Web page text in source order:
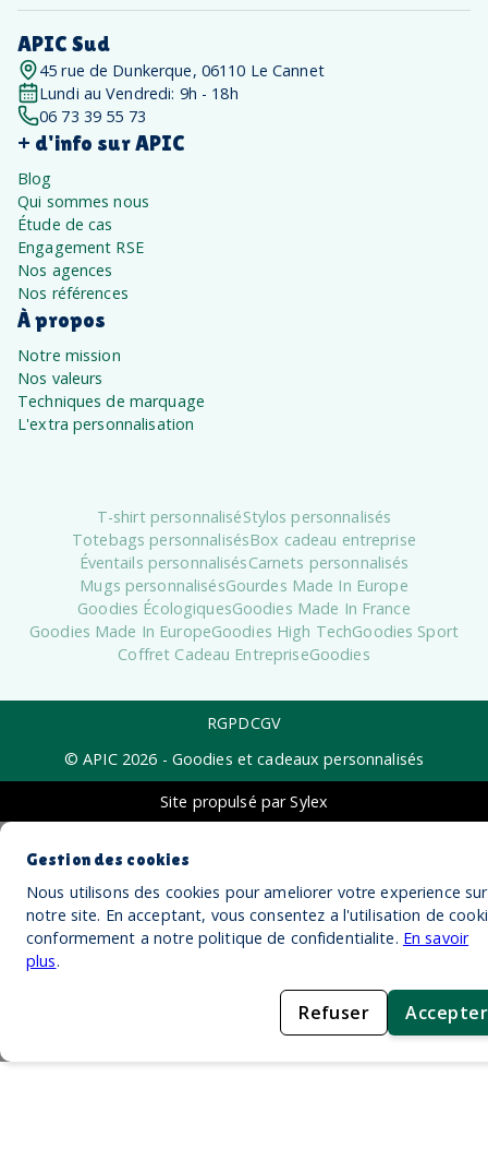
APIC Sud
45 rue de Dunkerque, 06110 Le Cannet
Lundi au Vendredi: 9h - 18h
06 73 39 55 73
+ d'info sur APIC
Blog
Qui sommes nous
Étude de cas
Engagement RSE
Nos agences
Nos références
À propos
Notre mission
Nos valeurs
Techniques de marquage
L'extra personnalisation
T-shirt personnaliséStylos personnalisés
Totebags personnalisésBox cadeau entreprise
Éventails personnalisésCarnets personnalisés
Mugs personnalisésGourdes Made In Europe
Goodies ÉcologiquesGoodies Made In France
Goodies Made In EuropeGoodies High TechGoodies Sport
Coffret Cadeau EntrepriseGoodies
RGPDCGV
© APIC 2026 - Goodies et cadeaux personnalisés
Site propulsé par Sylex
Gestion des cookies
Nous utilisons des cookies pour ameliorer votre experience sur
notre site. En acceptant, vous consentez a l'utilisation de
conformement a notre politique de confidentialite. En savoir
plus.
Refuser Accepter